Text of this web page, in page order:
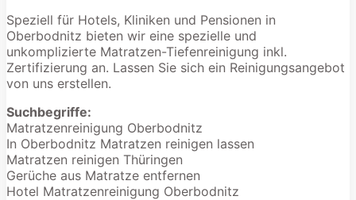
Speziell für Hotels, Kliniken und Pensionen in
Oberbodnitz bieten wir eine spezielle und
unkomplizierte Matratzen-Tiefenreinigung inkl.
Zertifizierung an. Lassen Sie sich ein Reinigungsangebot
von uns erstellen.
Suchbegriffe:
Matratzenreinigung Oberbodnitz
In Oberbodnitz Matratzen reinigen lassen
Matratzen reinigen Thüringen
Gerüche aus Matratze entfernen
Hotel Matratzenreinigung Oberbodnitz